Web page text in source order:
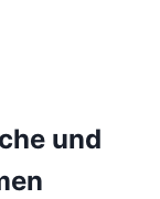
und